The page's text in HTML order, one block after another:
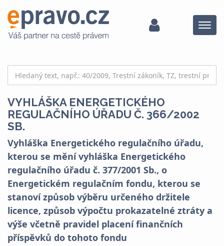
Menu
VYHLÁŠKA ENERGETICKÉHO
REGULAČNÍHO ÚŘADU Č. 366/2002
SB.
Vyhláška Energetického regulačního úřadu,
kterou se mění vyhláška Energetického
regulačního úřadu č. 377/2001 Sb., o
Energetickém regulačním fondu, kterou se
stanoví způsob výběru určeného držitele
licence, způsob výpočtu prokazatelné ztráty a
výše včetně pravidel placení finančních
příspěvků do tohoto fondu